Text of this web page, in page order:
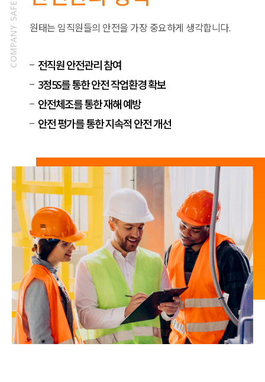
COMPANY SAFETY 원태는 임직원들의 안전을 가장 중요하게 생각합니다.
전직원 안전관리 참여
3정5S를 통한 안전 작업환경 확보
안전체조를 통한 재해 예방
안전 평가를 통한 지속적 안전 개선